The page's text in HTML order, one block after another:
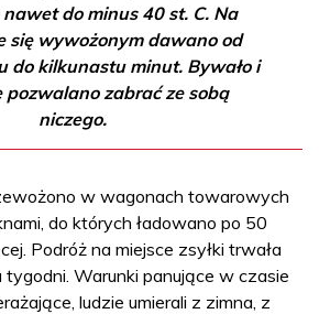
nawet do minus 40 st. C. Na
się wywożonym dawano od
do kilkunastu minut. Bywało i
pozwalano zabrać ze sobą
niczego.
w wagonach towarowych
do których ładowano po 50
Podróż na miejsce zsyłki trwała
Warunki panujące w czasie
ludzie umierali z zimna, z